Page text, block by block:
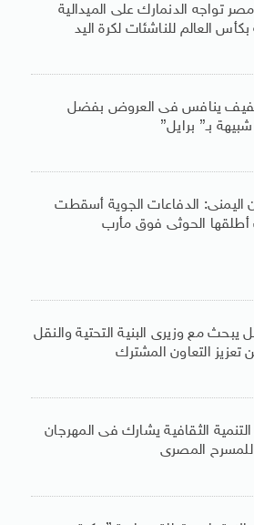
تواجه الدنمارك على الميدالية
بكأس العالم للناشئات لكرة اليد
ينافس فى العروض بفضل
بـ” برايل”
اليمنى: الدفاعات الجوية أسقطت
الحوثى فوق مأرب
يبحث مع وزيرى البنية التحتية والنقل
تعزيز التعاون المشترك
الثقافية يشارك فى المهرجان
المصرى